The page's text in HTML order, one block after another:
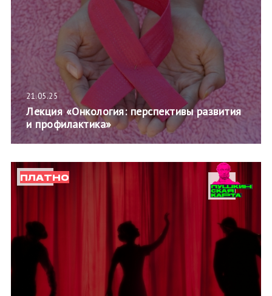
21.05.25
Лекция «Онкология: перспективы развития
и профилактика»
ПЛАТНО